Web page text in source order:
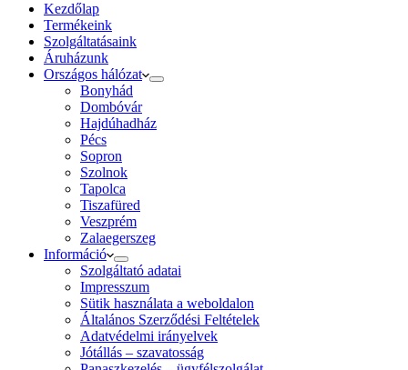
Kezdőlap
Termékeink
Szolgáltatásaink
Áruházunk
Országos hálózat
Bonyhád
Dombóvár
Hajdúhadház
Pécs
Sopron
Szolnok
Tapolca
Tiszafüred
Veszprém
Zalaegerszeg
Információ
Szolgáltató adatai
Impresszum
Sütik használata a weboldalon
Általános Szerződési Feltételek
Adatvédelmi irányelvek
Jótállás – szavatosság